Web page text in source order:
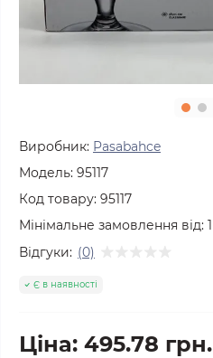
Виробник: Pasabahce
Модель: 95117
Код товару: 95117
Мінімальне замовлення від: 1
Відгуки: (0)
Є в наявності
Ціна: 495.78 грн.